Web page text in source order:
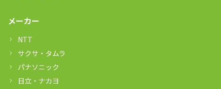
メーカー
NTT
サクサ・タムラ
パナソニック
日立・ナカヨ